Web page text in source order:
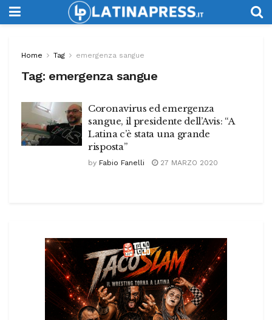
Home Tag emergenza sangue
Tag: emergenza sangue
Coronavirus ed emergenza
sangue, il presidente dell’Avis: “A
Latina c’è stata una grande
risposta”
by Fabio Fanelli 27 MARZO 2020